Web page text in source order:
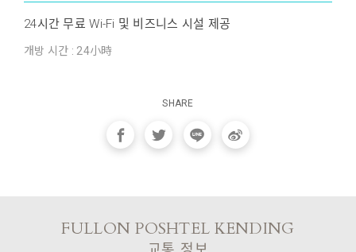
24시간 무료 Wi-Fi 및 비즈니스 시설 제공
개방 시간 : 24小時
SHARE
FULLON POSHTEL KENDING